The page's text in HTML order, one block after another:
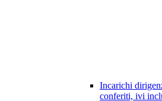
Incarichi
conferiti, ivi